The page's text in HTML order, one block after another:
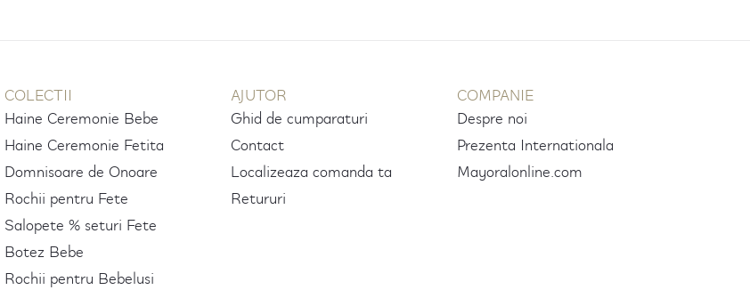
COLECTII
Haine Ceremonie Bebe
Haine Ceremonie Fetita
Domnisoare de Onoare
Rochii pentru Fete
Salopete % seturi Fete
Botez Bebe
Rochii pentru Bebelusi
AJUTOR
Ghid de cumparaturi
Contact
Localizeaza comanda ta
Retururi
COMPANIE
Despre noi
Prezenta Internationala
Mayoralonline.com